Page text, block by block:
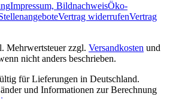
Impressum, BildnachweisÖko‐
Vertrag widerrufenVertrag
Mehrwertsteuer zzgl. Versandkosten und
nicht anders beschrieben.
für Lieferungen in Deutschland.
und Informationen zur Berechnung